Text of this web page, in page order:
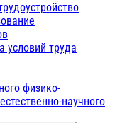
условий труда
физико-
научного